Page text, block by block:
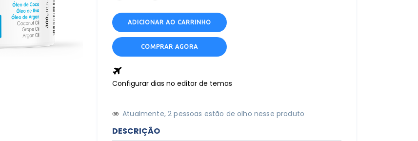
ADICIONAR AO CARRINHO
COMPRAR AGORA
Configurar dias no editor de temas
Atualmente,2 pessoas estão de olho nesse produto
DESCRIÇÃO